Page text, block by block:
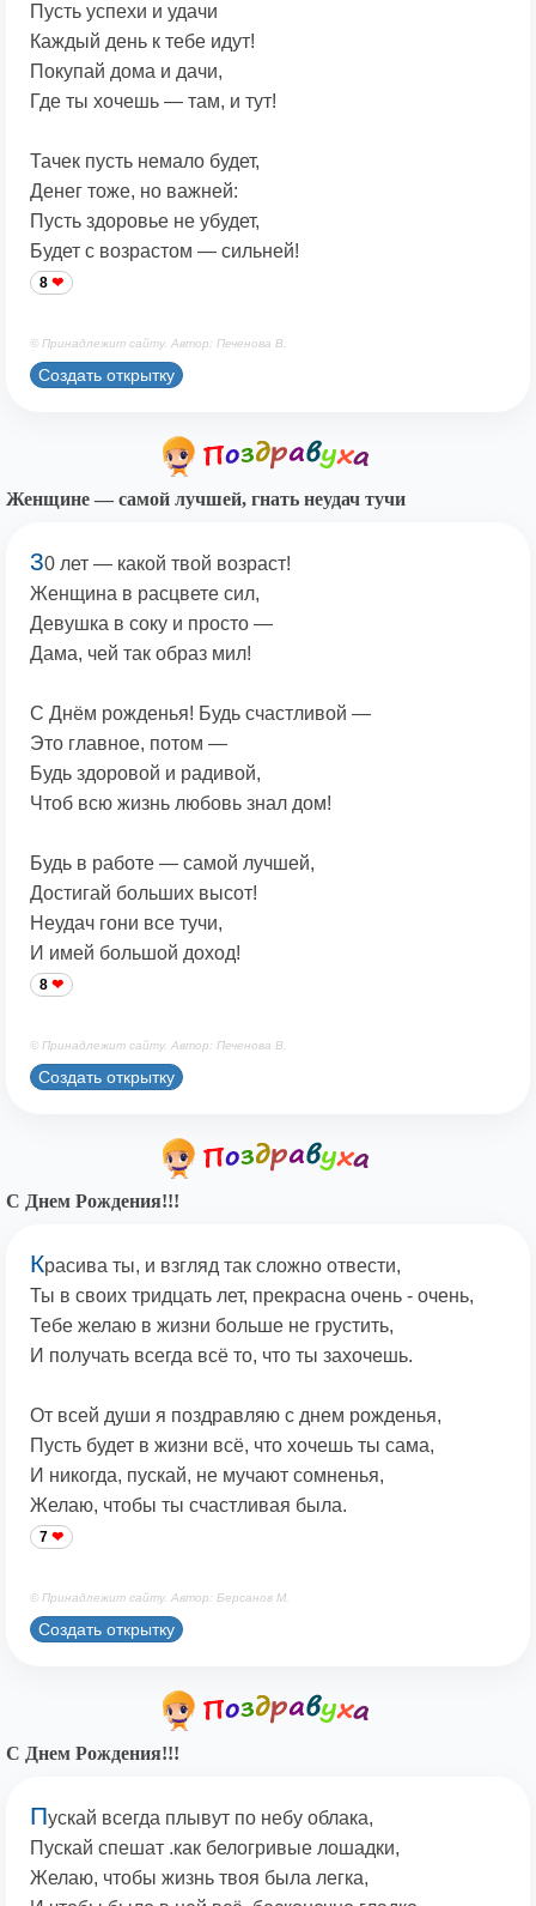
Пусть успехи и удачи
Каждый день к тебе идут!
Покупай дома и дачи,
Где ты хочешь — там, и тут!
Тачек пусть немало будет,
Денег тоже, но важней:
Пусть здоровье не убудет,
Будет с возрастом — сильней!
8
© Принадлежит сайту. Автор: Печенова В.
Создать открытку
Женщине — самой лучшей, гнать неудач тучи
30 лет — какой твой возраст!
Женщина в расцвете сил,
Девушка в соку и просто —
Дама, чей так образ мил!
С Днём рожденья! Будь счастливой —
Это главное, потом —
Будь здоровой и радивой,
Чтоб всю жизнь любовь знал дом!
Будь в работе — самой лучшей,
Достигай больших высот!
Неудач гони все тучи,
И имей большой доход!
8
© Принадлежит сайту. Автор: Печенова В.
Создать открытку
С Днем Рождения!!!
Красива ты, и взгляд так сложно отвести,
Ты в своих тридцать лет, прекрасна очень - очень,
Тебе желаю в жизни больше не грустить,
И получать всегда всё то, что ты захочешь.
От всей души я поздравляю с днем рожденья,
Пусть будет в жизни всё, что хочешь ты сама,
И никогда, пускай, не мучают сомненья,
Желаю, чтобы ты счастливая была.
7
© Принадлежит сайту. Автор: Берсанов М.
Создать открытку
С Днем Рождения!!!
Пускай всегда плывут по небу облака,
Пускай спешат .как белогривые лошадки,
Желаю, чтобы жизнь твоя была легка,